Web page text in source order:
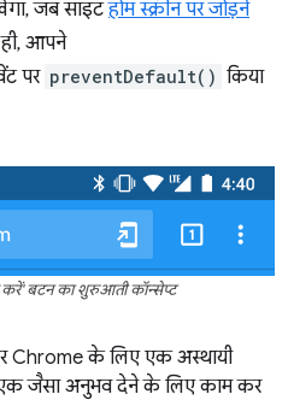
जब साइटहोम स्क्रीन पर जोड़ने
ही, आपने
पर preventDefault() किया
बटन का शुरुआती कॉन्सेप्ट
Chrome के लिए एक अस्थायी
एक जैसा अनुभव देने के लिए काम कर